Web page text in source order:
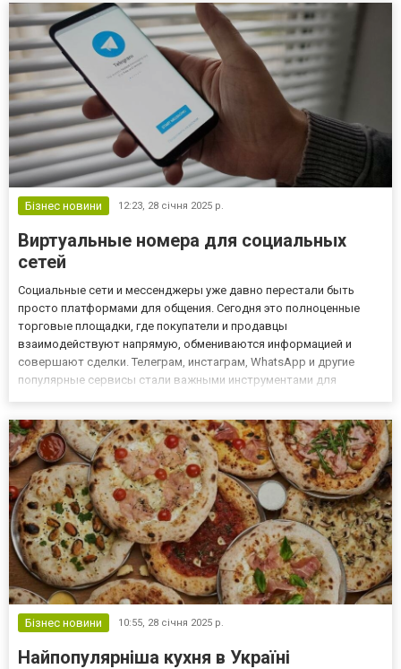
Бізнес новини 12:23, 28 січня 2025 р.
Виртуальные номера для социальных
сетей
Социальные сети и мессенджеры уже давно перестали быть
просто платформами для общения. Сегодня это полноценные
торговые площадки, где покупатели и продавцы
взаимодействуют напрямую, обмениваются информацией и
совершают сделки. Телеграм, инстаграм, WhatsApp и другие
популярные сервисы стали важными инструментами для
аккаунтов, и здесь возникает вопрос: как...
Бізнес новини 10:55, 28 січня 2025 р.
Найпопулярніша кухня в Україні